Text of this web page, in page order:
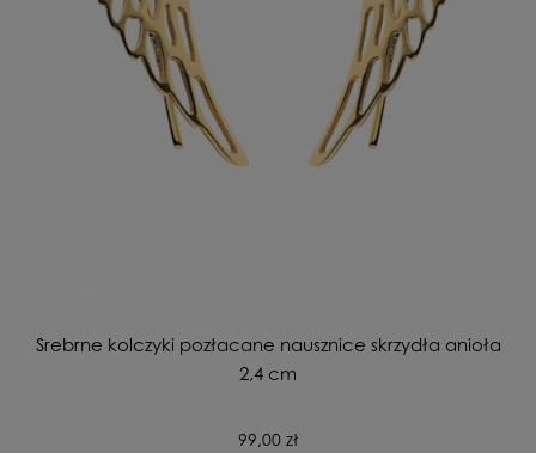
Srebrne kolczyki pozłacane nausznice skrzydła anioła
2,4 cm
99,00 zł